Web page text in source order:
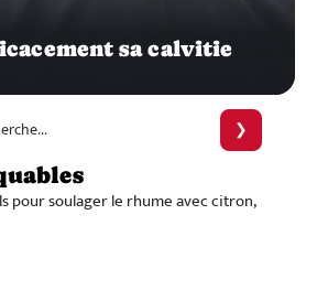
sa calvitie